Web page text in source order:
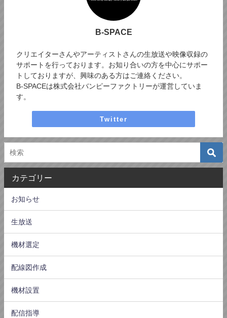
B-SPACE
クリエイターさんやアーティストさんの生放送や映像収録の
サポートを行っております。お知り合いの方を中心にサポー
トしておりますが、興味のある方はご連絡ください。
B-SPACEは株式会社バンピーファクトリーが運営していま
す。
Twitter
カテゴリー
お知らせ
生放送
機材選定
配線図作成
機材設置
配信指導